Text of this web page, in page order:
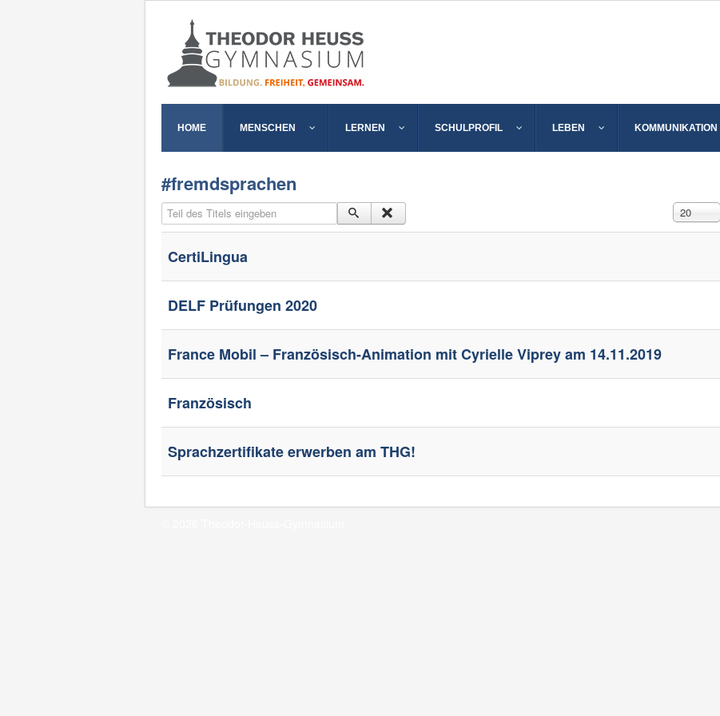
HOME MENSCHEN LERNEN SCHULPROFIL LEBEN KOMMUNIKATION
#fremdsprachen
Teil des Titels eingeben Anzeige #
20
CertiLingua
DELF Prüfungen 2020
France Mobil – Französisch-Animation mit Cyrielle Viprey am 14.11.2019
Französisch
Sprachzertifikate erwerben am THG!